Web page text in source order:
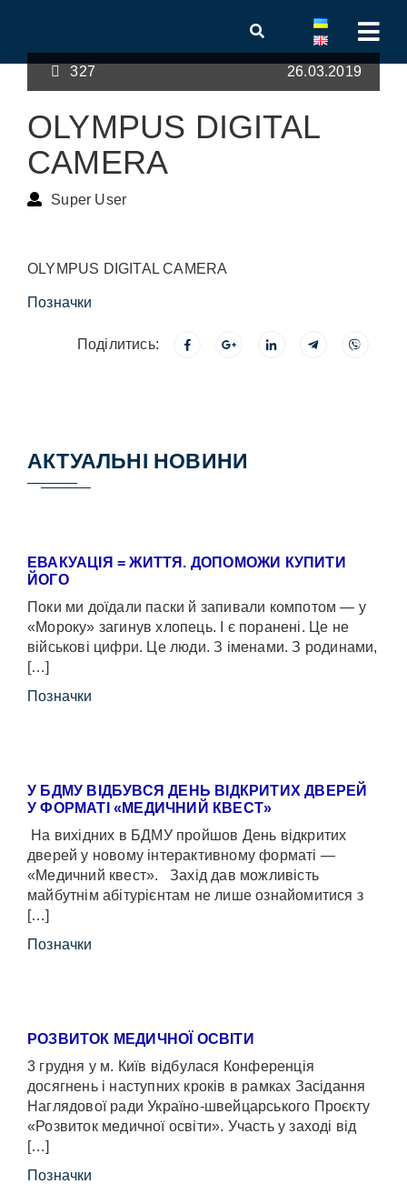
327 26.03.2019
OLYMPUS DIGITAL
CAMERA
Super User
OLYMPUS DIGITAL CAMERA
Позначки
Поділитись:
АКТУАЛЬНІ НОВИНИ
ЕВАКУАЦІЯ = ЖИТТЯ. ДОПОМОЖИ КУПИТИ
ЙОГО
Поки ми доїдали паски й запивали компотом — у
«Мороку» загинув хлопець. І є поранені. Це не
військові цифри. Це люди. З іменами. З родинами,
[…]
Позначки
У БДМУ ВІДБУВСЯ ДЕНЬ ВІДКРИТИХ ДВЕРЕЙ
У ФОРМАТІ «МЕДИЧНИЙ КВЕСТ»
На вихідних в БДМУ пройшов День відкритих
дверей у новому інтерактивному форматі —
«Медичний квест». Захід дав можливість
майбутнім абітурієнтам не лише ознайомитися з
[…]
Позначки
РОЗВИТОК МЕДИЧНОЇ ОСВІТИ
3 грудня у м. Київ відбулася Конференція
досягнень і наступних кроків в рамках Засідання
Наглядової ради Україно-швейцарського Проєкту
«Розвиток медичної освіти». Участь у заході від
[…]
Позначки